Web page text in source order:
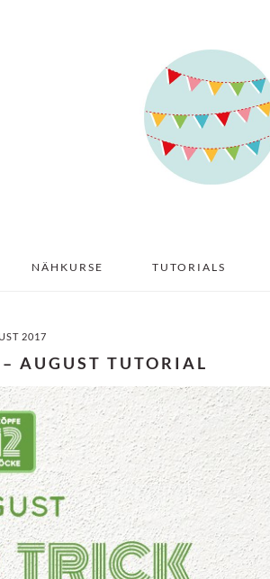
NÄHKURSE TUTORIALS
2017
AUGUST TUTORIAL